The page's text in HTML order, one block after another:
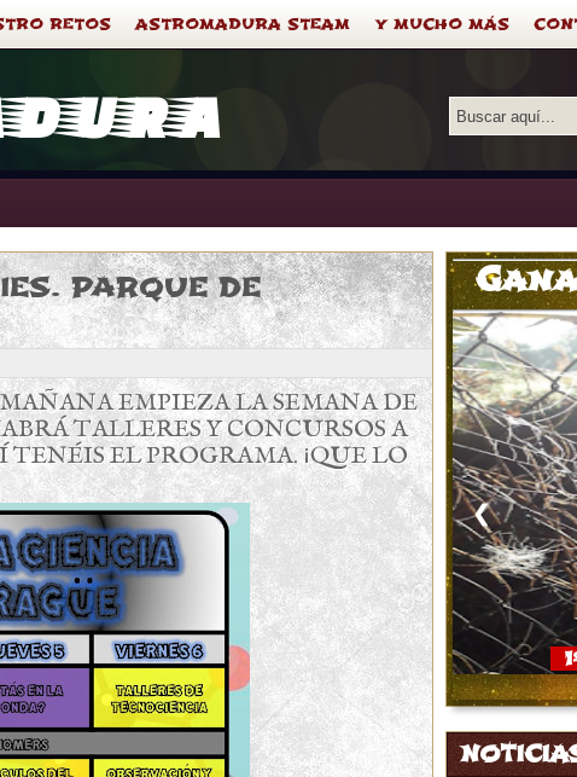
RETOS ASTROMADURA STEAM Y MUCHO MÁS
PARQUE DE
EMPIEZA LA SEMANA DE
TALLERES Y CONCURSOS A
EL PROGRAMA. ¡QUE LO
❮